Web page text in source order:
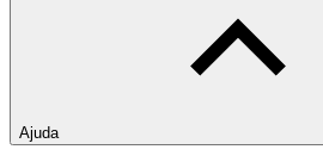
Ajuda